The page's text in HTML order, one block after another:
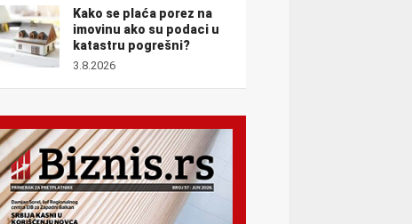
Kako se plaća porez na
imovinu ako su podaci u
katastru pogrešni?
3.8.2026